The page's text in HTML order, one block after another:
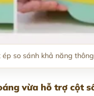
so sánh khả năng
vừa hỗ trợ cột